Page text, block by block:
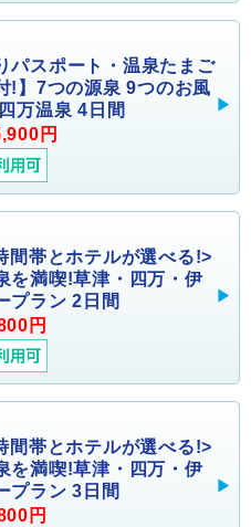
パスポート・温泉たまご
!】7つの源泉 9つのお風
万温泉 4日間
円
間帯とホテルが選べる!>
を満喫!草津・四万・伊
プラン 2日間
円
間帯とホテルが選べる!>
を満喫!草津・四万・伊
プラン 3日間
円